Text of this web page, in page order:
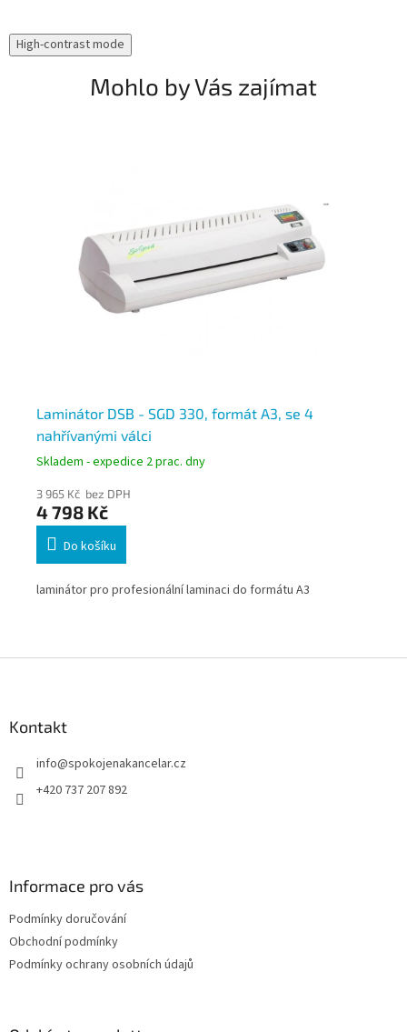
High-contrast mode
Mohlo by Vás zajímat
Laminátor DSB - SGD 330, formát A3, se 4
nahřívanými válci
Skladem - expedice 2 prac. dny
3 965 Kč bez DPH
4 798 Kč
Do košíku
laminátor pro profesionální laminaci do formátu A3
Kontakt
info@spokojenakancelar.cz
+420 737 207 892
Informace pro vás
Podmínky doručování
Obchodní podmínky
Podmínky ochrany osobních údajů